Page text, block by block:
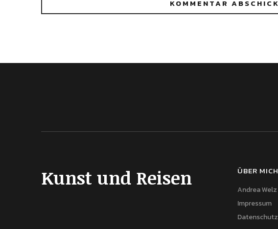
Kunst und Reisen ÜBER MICH
Andrea Welz
Impressum
Datenschutz